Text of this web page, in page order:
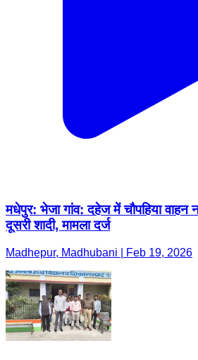
मधेपुर: भेजा गांव: दहेज में चौपहिया वाहन
दूसरी शादी, मामला दर्ज
Madhepur, Madhubani | Feb 19, 2026